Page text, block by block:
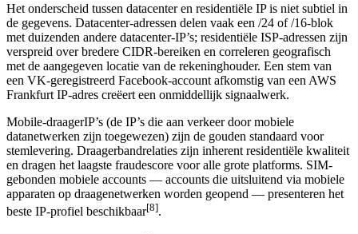
Het onderscheid tussen datacenter en residentiële IP is niet subtiel in
de gegevens. Datacenter-adressen delen vaak een /24 of /16-blok
met duizenden andere datacenter-IP’s; residentiële ISP-adressen zijn
verspreid over bredere CIDR-bereiken en correleren geografisch
met de aangegeven locatie van de rekeninghouder. Een stem van
een VK-geregistreerd Facebook-account afkomstig van een AWS
Frankfurt IP-adres creëert een onmiddellijk signaalwerk.
Mobile-draagerIP’s (de IP’s die aan verkeer door mobiele
datanetwerken zijn toegewezen) zijn de gouden standaard voor
stemlevering. Draagerbandrelaties zijn inherent residentiële kwaliteit
en dragen het laagste fraudescore voor alle grote platforms. SIM-
gebonden mobiele accounts — accounts die uitsluitend via mobiele
apparaten op draagenetwerken worden geopend — presenteren het
beste IP-profiel beschikbaar[8].